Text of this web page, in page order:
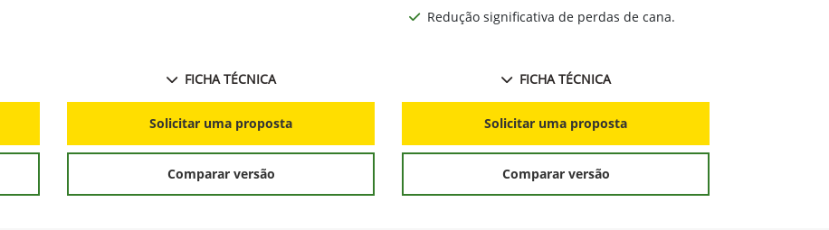
FICHA TÉCNICA
Solicitar uma proposta
Comparar versão
Redução significativa de perdas de cana.
FICHA TÉCNICA
Solicitar uma proposta
Comparar versão